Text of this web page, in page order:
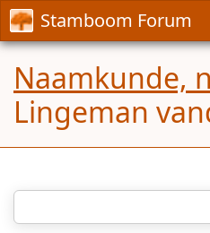
Stamboom Forum
Naamkunde,
Lingeman